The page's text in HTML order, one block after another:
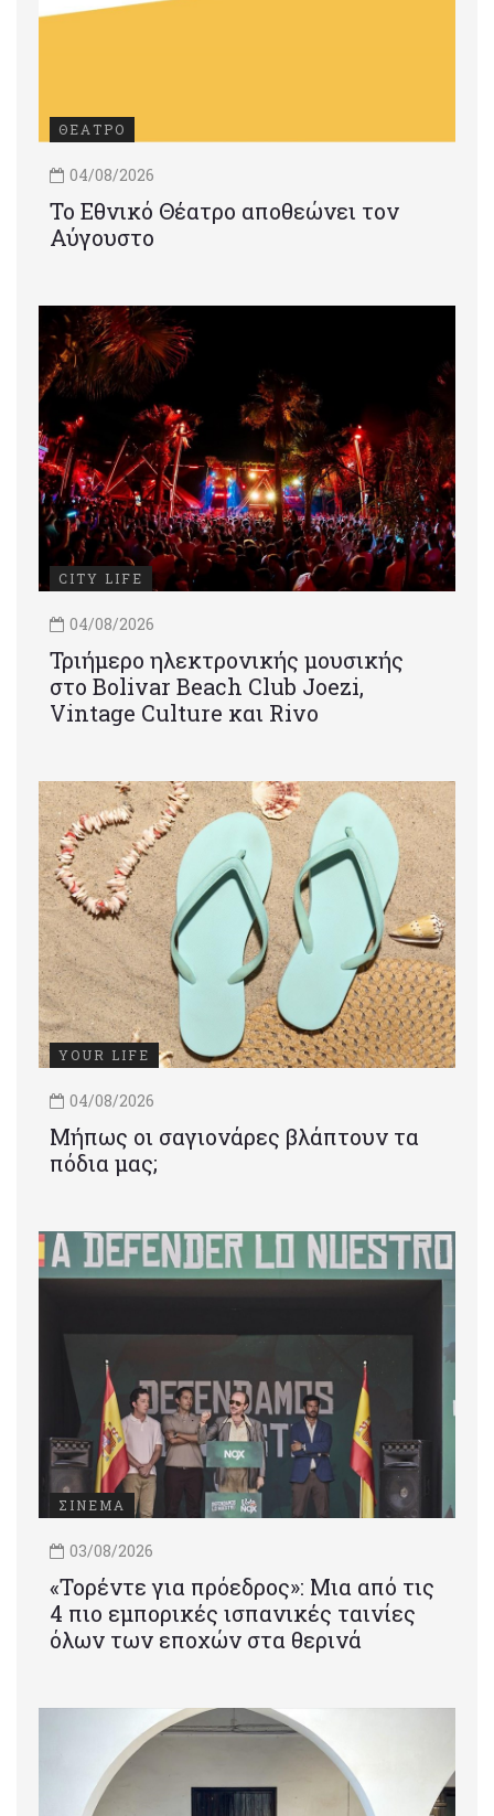
ΘΕΑΤΡΟ
04/08/2026
Το Εθνικό Θέατρο αποθεώνει τον
Αύγουστο
CITY LIFE
04/08/2026
Τριήμερο ηλεκτρονικής μουσικής
στο Bolivar Beach Club Joezi,
Vintage Culture και Rivo
YOUR LIFE
04/08/2026
Μήπως οι σαγιονάρες βλάπτουν τα
πόδια μας;
ΣΙΝΕΜΑ
03/08/2026
«Τορέντε για πρόεδρος»: Mια από τις
4 πιο εμπορικές ισπανικές ταινίες
όλων των εποχών στα θερινά